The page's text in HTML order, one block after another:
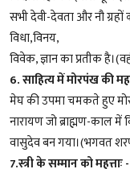
सभी देवी-देवता और नौ ग्रहों
विधा,विनय,
विवेक, ज्ञान का प्रतीक
6.साहित्य में मोरपंख की
मेघ की उपमा चमकते हुए
नारायण जो ब्राह्मण-काल
वासुदेव बन गया।(भगवत
7.स्त्री के सम्मान को महत्ताः -